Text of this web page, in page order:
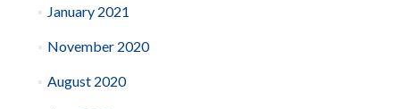
January 2021
November 2020
August 2020